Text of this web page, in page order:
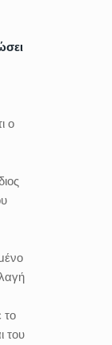
ο
το
του